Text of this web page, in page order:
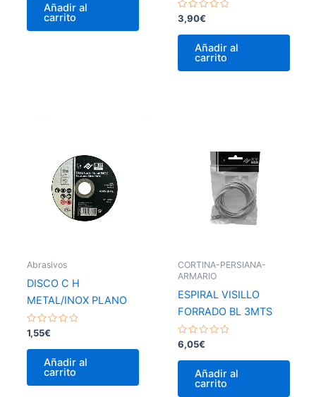
Añadir al
carrito
Valorado
con
0
3,90€
Añadir al
carrito
Abrasivos
DISCO C H
METAL/INOX PLANO
Valorado
con
0
1,55€
Añadir al
carrito
CORTINA-PERSIANA-
ARMARIO
ESPIRAL VISILLO
FORRADO BL 3MTS
Valorado
con
0
6,05€
Añadir al
carrito